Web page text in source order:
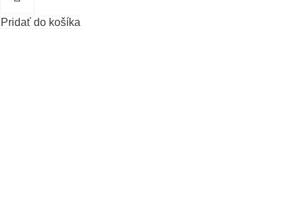
Pridať do košíka